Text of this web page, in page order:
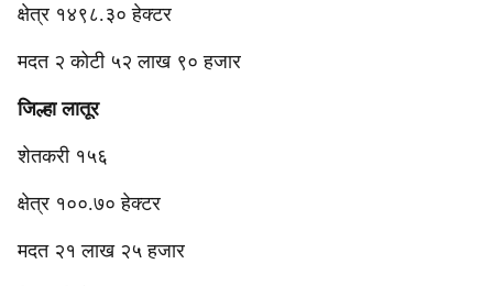
क्षेत्र १४९८.३० हेक्टर
मदत २ कोटी ५२ लाख ९० हजार
जिल्हा लातूर
शेतकरी १५६
क्षेत्र १००.७० हेक्टर
मदत २१ लाख २५ हजार